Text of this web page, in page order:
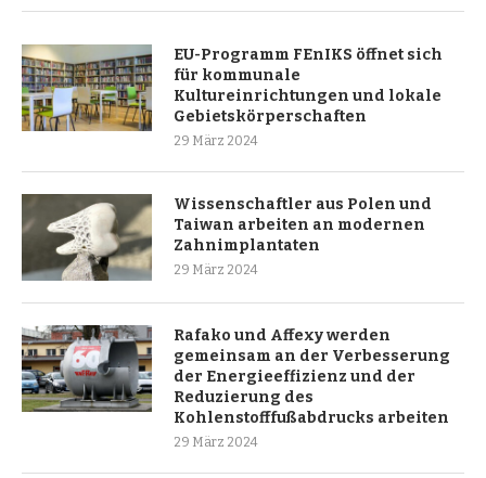
EU-Programm FEnIKS öffnet sich
für kommunale
Kultureinrichtungen und lokale
Gebietskörperschaften
29 März 2024
Wissenschaftler aus Polen und
Taiwan arbeiten an modernen
Zahnimplantaten
29 März 2024
Rafako und Affexy werden
gemeinsam an der Verbesserung
der Energieeffizienz und der
Reduzierung des
Kohlenstofffußabdrucks arbeiten
29 März 2024